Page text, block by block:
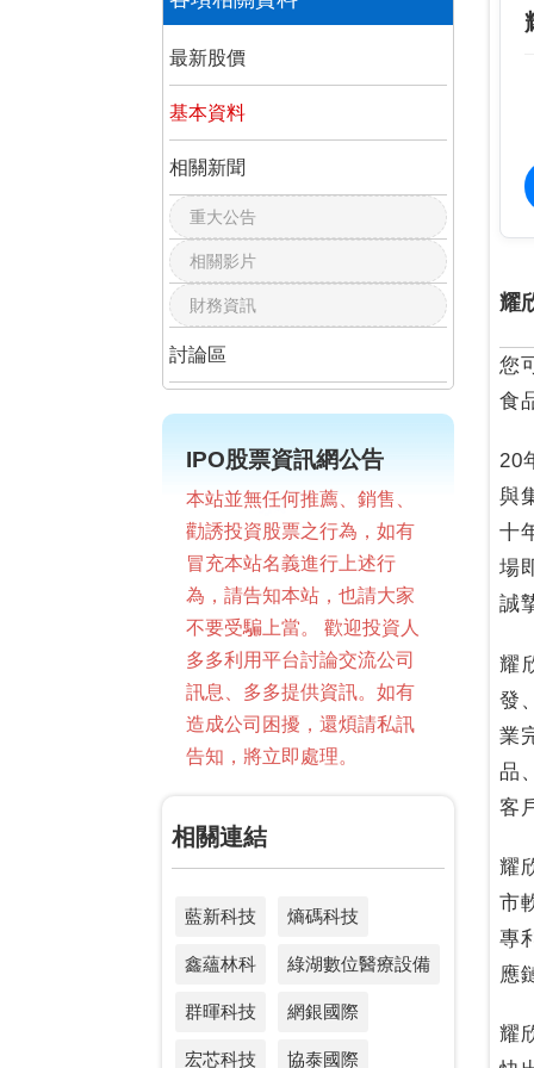
最新股價
基本資料
相關新聞
重大公告
相關影片
財務資訊
討論區
IPO股票資訊網公告
本站並無任何推薦、銷售、
勸誘投資股票之行為，如有
冒充本站名義進行上述行
為，請告知本站，也請大家
不要受騙上當。 歡迎投資人
多多利用平台討論交流公司
訊息、多多提供資訊。如有
造成公司困擾，還煩請私訊
告知，將立即處理。
相關連結
藍新科技 熵碼科技
鑫蘊林科 綠湖數位醫療設備
群暉科技 網銀國際
宏芯科技 協泰國際
耀
您
食
20
與
十
場
誠
耀
發
業
品
客
耀
市
專
應
耀